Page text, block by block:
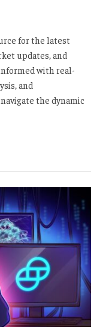
for the latest
updates, and
with real-
and
the dynamic